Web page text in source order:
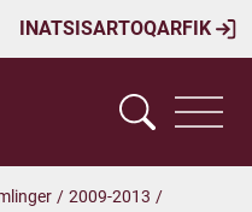
INATSISARTOQARFIK
/ 2009-2013 /